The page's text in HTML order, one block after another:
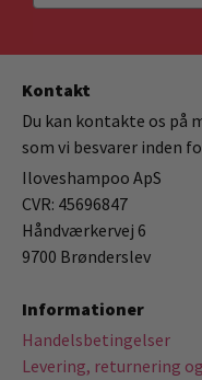
Kontakt
Du kan kontakte os på
som vi besvarer inden
Iloveshampoo ApS
CVR: 45696847
Håndværkervej 6
9700 Brønderslev
Informationer
Handelsbetingelser
Levering, returnering